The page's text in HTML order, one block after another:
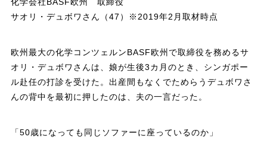
サオリ・デュボワさん（47）※2019年2月取材時点
欧州最大の化学コンツェルンBASF欧州で取締役を務めるサ
オリ・デュボワさんは、娘が生後3カ月のとき、シンガポー
ル赴任の打診を受けた。出産間もなくでためらうデュボワさ
んの背中を最初に押したのは、夫の一言だった。
「50歳になっても同じソファーに座っているのか」